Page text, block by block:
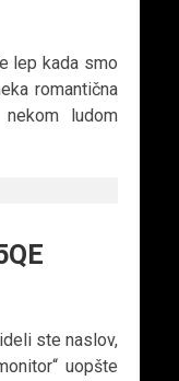
lep kada smo
romantična
ludom
ste naslov,
uopšte